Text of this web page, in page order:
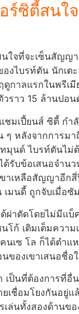
ร์ซิตี้สนใ
นใจที่จะเซ็นสัญญ
งไบรท์ตัน นักเต
ดูกาลแรกในพรีเ
วราว 15 ล้านปอน
ชมเปี้ยนส์ ซิตี้ กำ
ๆ หลังจากการมา
มุนด์ ไบรท์ตันไม่
ด้รับข้อเสนอจำน
ขาเหลือสัญญาอีกสี่
เมนดี้ ถูกจับเมื่อซั
ผ่าตัดโดยไม่มีแ
นโก้ เติมเต็มควา
นเซ โล ก็ได้ตำแ
ของเขาเสนอชื่อ
ป็นที่ต้องการที่อื่
ยเชื่อมโยงกันอ
เล่นทั้งสองด้านข